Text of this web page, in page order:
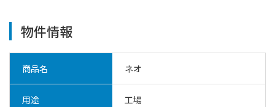
物件情報
商品名 ネオ
用途 工場